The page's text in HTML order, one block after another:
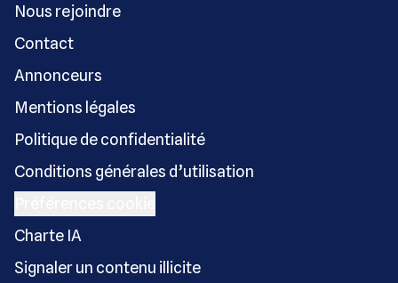
Nous rejoindre
Contact
Annonceurs
Mentions légales
Politique de confidentialité
Conditions générales d’utilisation
Charte IA
Signaler un contenu illicite